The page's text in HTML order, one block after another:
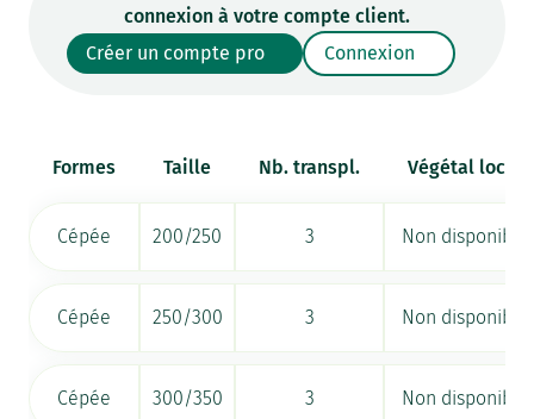
connexion à votre compte client.
Créer un compte pro
Connexion
Formes Taille Nb. transpl. Végétal local
Cépée 200/250 3 Non disponible
Cépée 250/300 3 Non disponible
Cépée 300/350 3 Non disponible